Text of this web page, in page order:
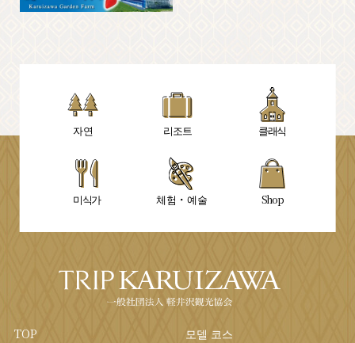
자연 리조트 클래식
미식가 체험・예술 Shop
TOP
모델 코스